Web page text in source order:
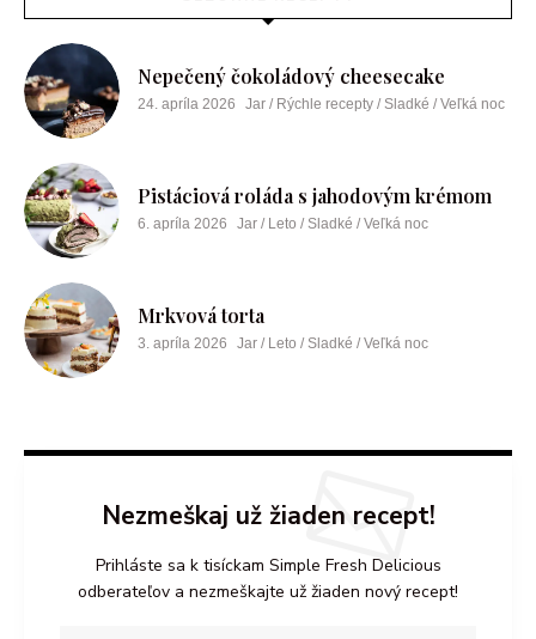
Nepečený čokoládový cheesecake
24. apríla 2026 Jar / Rýchle recepty / Sladké / Veľká noc
Pistáciová roláda s jahodovým krémom
6. apríla 2026 Jar / Leto / Sladké / Veľká noc
Mrkvová torta
3. apríla 2026 Jar / Leto / Sladké / Veľká noc
Nezmeškaj už žiaden recept!
Prihláste sa k tisíckam Simple Fresh Delicious
odberateľov a nezmeškajte už žiaden nový recept!